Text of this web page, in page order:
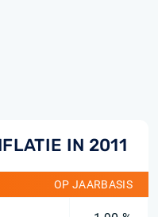
IN 2011
OP JAARBASIS